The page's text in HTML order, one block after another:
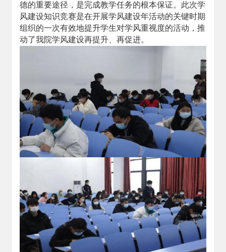
德的重要途径，是完成教学任务的根本保证。此次学
风建设知识竞赛是在开展学风建设年活动的关键时期
组织的一次有效地提升学生对学风重视度的活动，推
动了我院学风建设再提升、再促进。